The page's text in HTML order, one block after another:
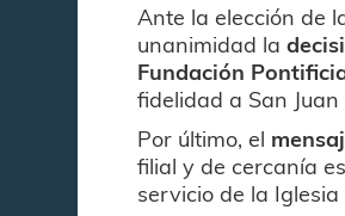
Ante la elección de
unanimidad la
Fundación
fidelidad a San
Por último, el
filial y de cercanía
servicio de la